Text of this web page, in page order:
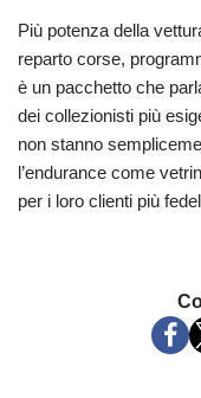
Più potenza della
reparto corse,
è un pacchetto che
dei collezionisti più
non stanno
l’endurance come
per i loro clienti più